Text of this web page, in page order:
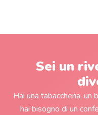
Sei un
Hai una tabaccheria, un
hai bisogno di un